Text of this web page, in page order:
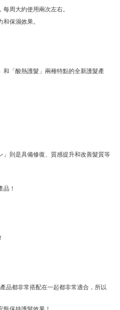
周大約使用兩次左右。
保濕效果。
和「酸熱護髮」兩種特點的全新護髮產
」則是具備修復、質感提升和改善髮質等
品！
品都非常搭配在一起都非常適合，所以